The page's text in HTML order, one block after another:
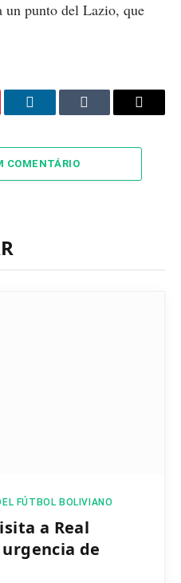
un punto del Lazio, que
LinkedInTumblr Email
COMENTÁRIO
FÚTBOL BOLIVIANO
a Real
de